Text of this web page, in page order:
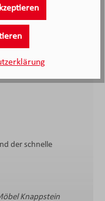
Bewertung
der schnelle
Knappstein